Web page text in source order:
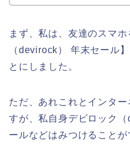
まず、私は、友達のスマ
（devirock） 年末セール
とにしました。
ただ、あれこれとインタ
すが、私自身デビロック
ールなどはみつけることが